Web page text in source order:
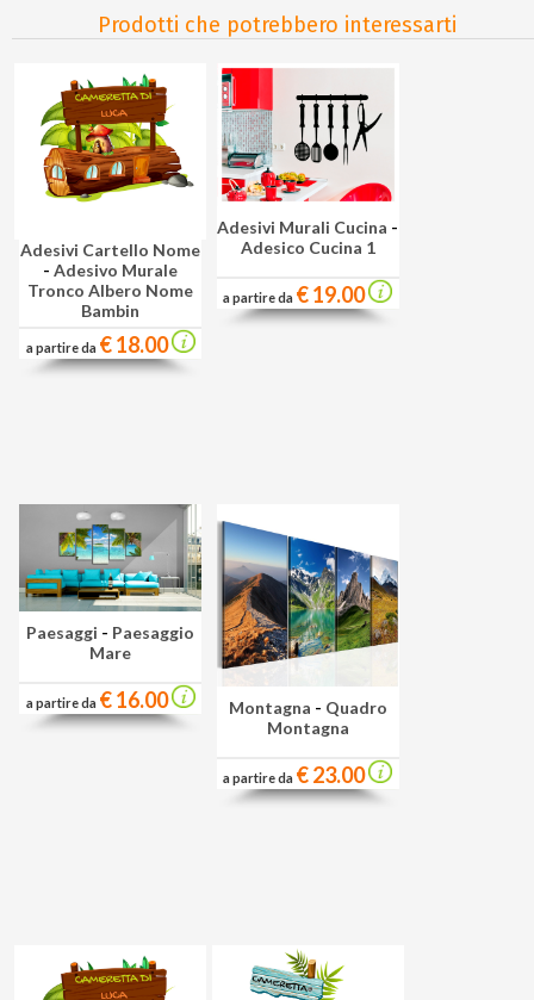
Prodotti che potrebbero interessarti
Adesivi Cartello Nome
-Adesivo Murale
Tronco Albero Nome
Bambin
a partire da € 18.00
Adesivi Murali Cucina -
Adesico Cucina 1
a partire da € 19.00
Paesaggi - Paesaggio
Mare
a partire da € 16.00 Montagna - Quadro
Montagna
a partire da € 23.00